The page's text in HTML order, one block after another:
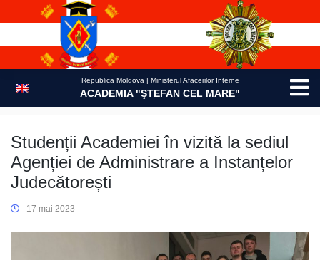
Republica Moldova | Ministerul Afacerilor Interne
ACADEMIA "ŞTEFAN CEL MARE"
Studenții Academiei în vizită la sediul
Agenției de Administrare a Instanțelor
Judecătorești
17 mai 2023